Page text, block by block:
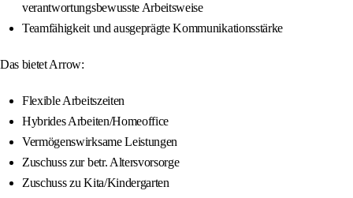
verantwortungsbewusste Arbeitsweise
Teamfähigkeit und ausgeprägte Kommunikationsstärke
Das bietet Arrow:
Flexible Arbeitszeiten
Hybrides Arbeiten/Homeoffice
Vermögenswirksame Leistungen
Zuschuss zur betr. Altersvorsorge
Zuschuss zu Kita/Kindergarten